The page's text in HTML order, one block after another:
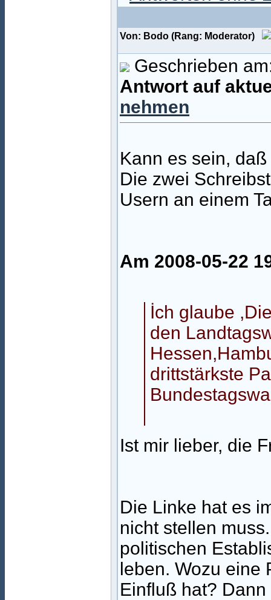
Von: Bodo (Rang: Moderator)
Geschrieben
Antwort auf
nehmen
Kann es sein,
Die zwei
Usern an einem
Am 2008-05-22
İch glaube
den
drittstärkste
Ist mir lieber, die
Die Linke hat es
nicht stellen
politischen
leben. Wozu eine
Einfluß hat?